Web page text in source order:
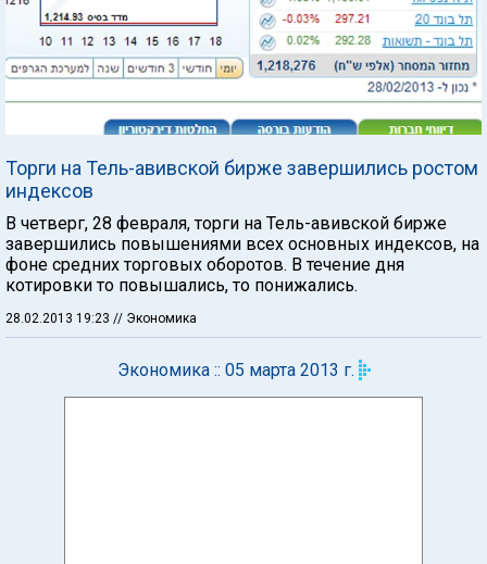
Торги на Тель-авивской бирже завершились ростом
индексов
В четверг, 28 февраля, торги на Тель-авивской бирже
завершились повышениями всех основных индексов, на
фоне средних торговых оборотов. В течение дня
котировки то повышались, то понижались.
28.02.2013 19:23 // Экономика
Экономика :: 05 марта 2013 г.